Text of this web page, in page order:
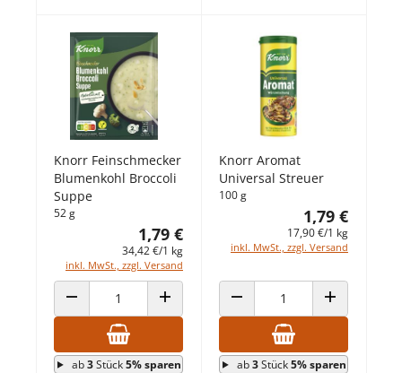
Knorr Feinschmecker
Blumenkohl Broccoli
Suppe
52 g
1,79 €
34,42 €/1 kg
inkl. MwSt., zzgl. Versand
ANZAHL VERRINGERNANZAHL ERHÖHEN
ab3Stück5% sparen
Knorr Aromat
Universal Streuer
100 g
1,79 €
17,90 €/1 kg
inkl. MwSt., zzgl. Versand
ANZAHL VERRINGERNANZAHL
ab3Stück5% sparen